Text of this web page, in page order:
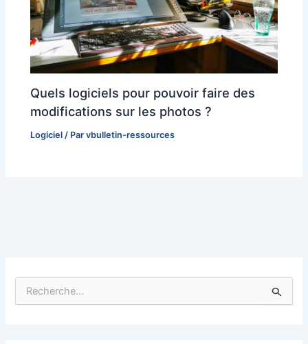
Quels logiciels pour pouvoir faire des
modifications sur les photos ?
Logiciel / Parvbulletin-ressources